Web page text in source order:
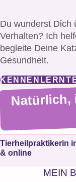
Du wunderst Dich
Verhalten? Ich
begleite Deine
Gesundheit.
Tierheilpraktikerin
& online
MEIN